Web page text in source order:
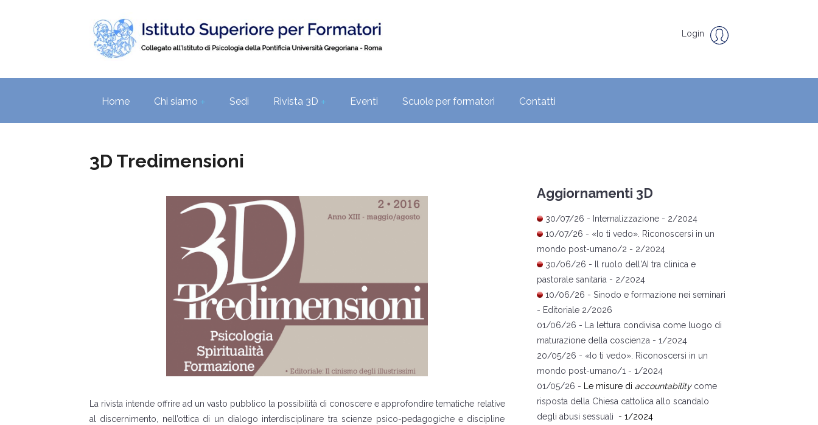
Login
Home +
Chi siamo Sedi +
Rivista 3D Eventi Scuole per formatori Contatti
3D Tredimensioni
La rivista intende offrire ad un vasto pubblico la possibilità di conoscere e approfondire tematiche relative
al discernimento, nell’ottica di un dialogo interdisciplinare tra scienze psico-pedagogiche e discipline
Aggiornamenti 3D
30/07/26 - Internalizzazione - 2/2024
10/07/26 - « Io ti vedo» . Riconoscersi in un
mondo post-umano/2 - 2/2024
30/06/26 -
Il ruolo dell'AI tra clinica e
pastorale sanitaria - 2/2024
10/06/26 - Sinodo e formazione nei seminari
- Editoriale 2/2026
01/06/26 -
La lettura condivisa come luogo di
maturazione della coscienza - 1/2024
20/05/26 - « Io ti vedo» . Riconoscersi in un
mondo post-umano/1 - 1/2024
01/05/26 -
Le misure di accountabilitycome
risposta della Chiesa cattolica allo scandalo
degli abusi sessuali - 1/2024